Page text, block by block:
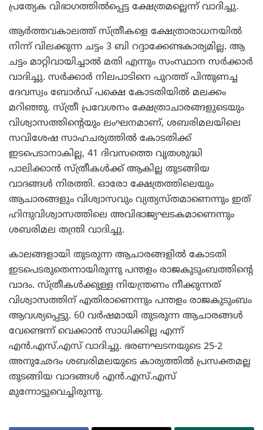
പ്രത്യേക വിഭാഗത്തില്‍പ്പെട്ട ക്ഷേത്രമല്ലെന്ന് വാദിച്ചു.
ആര്‍ത്തവകാലത്ത് സ്ത്രീകളെ ക്ഷേത്രാരാധനയില്‍
നിന്ന് വിലക്കുന്ന ചട്ടം 3 ബി റദ്ദാക്കേണ്ടകാര്യമില്ല. ആ
ചട്ടം മാറ്റിവായിച്ചാല്‍ മതി എന്നും സംസ്ഥാന സര്‍ക്കാര്‍
വാദിച്ചു. സര്‍ക്കാര്‍ നിലപാടിനെ പുറത്ത് പിന്തുണച്ച
ദേവസ്വം ബോര്‍ഡ് പക്ഷെ കോടതിയില്‍ മലക്കം
മറിഞ്ഞു. സ്ത്രീ പ്രവേശനം ക്ഷേത്രാചാരങ്ങളുടെയും
വിശ്വാസത്തിന്റെയും ലംഘനമാണ്, ശബരിമലയിലെ
സവിശേഷ സാഹചര്യത്തില്‍ കോടതിക്ക്
ഇടപെടാനാകില്ല, 41 ദിവസത്തെ വൃതശുദ്ധി
പാലിക്കാന്‍ സ്ത്രീകള്‍ക്ക് ആകില്ല തുടങ്ങിയ
വാദങ്ങള്‍ നിരത്തി. ഓരോ ക്ഷേത്രത്തിലെയും
ആചാരങ്ങളും വിശ്വാസവും വ്യത്യസ്തമാണെന്നും ഇത്
ഹിന്ദുവിശ്വാസത്തിലെ അവിഭാജ്യഘടകമാണെന്നും
ശബരിമല തന്ത്രി വാദിച്ചു.
കാലങ്ങളായി തുടരുന്ന ആചാരങ്ങളില്‍ കോടതി
ഇടപെടരുതെന്നായിരുന്നു പന്തളം രാജകുടുംബത്തിന്റെ
വാദം. സ്ത്രീകള്‍ക്കുള്ള നിയന്ത്രണം നീക്കുന്നത്
വിശ്വാസത്തിന് എതിരാണെന്നും പന്തളം രാജകുടുംബം
ആവശ്യപ്പെട്ടു. 60 വര്‍ഷമായി തുടരുന്ന ആചാരങ്ങള്‍
വേണ്ടെന്ന് വെക്കാന്‍ സാധിക്കില്ല എന്ന്
എന്‍.എസ്.എസ് വാദിച്ചു. ഭരണഘടനയുടെ 25-2
അനുഛേദം ശബരിമലയുടെ കാര്യത്തില്‍ പ്രസക്തമല്ല
തുടങ്ങിയ വാദങ്ങള്‍ എന്‍.എസ്.എസ്
മുന്നോട്ടുവെച്ചിരുന്നു.